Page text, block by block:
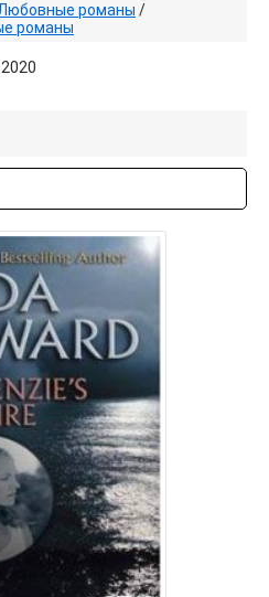
романы /
романы